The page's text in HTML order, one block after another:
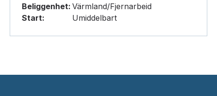
Beliggenhet: Värmland/Fjernarbeid
Start:
Umiddelbart